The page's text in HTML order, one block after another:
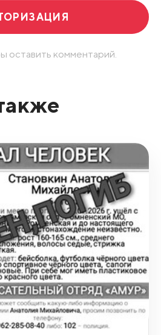
оставить комментарий.